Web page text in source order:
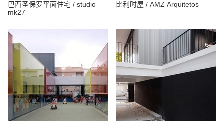
巴西圣保罗平面住宅 / studio
mk27
比利时屋 / AMZ Arquitetos